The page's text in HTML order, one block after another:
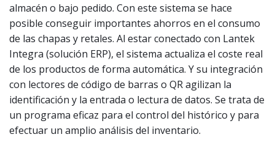
almacén o bajo pedido. Con este sistema se hace
posible conseguir importantes ahorros en el consumo
de las chapas y retales. Al estar conectado con Lantek
Integra (solución ERP), el sistema actualiza el coste real
de los productos de forma automática. Y su integración
con lectores de código de barras o QR agilizan la
identificación y la entrada o lectura de datos. Se trata de
un programa eficaz para el control del histórico y para
efectuar un amplio análisis del inventario.